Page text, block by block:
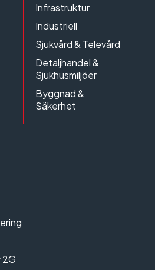
Infrastruktur
Industriell
Sjukvård & Televård
Detaljhandel &
Sjukhusmiljöer
Byggnad &
Säkerhet
2G